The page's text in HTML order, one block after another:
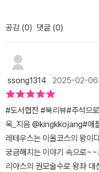
극하는 그리스로마 신화로
이 서평은 비전비앤피
아 주관적으로 작성하였습니
마신화 #고정욱 #애플북스
소설추천 #완독 #신간소개
램 #서평스타그램
5편 <이아손과 황금 양털>
황금 양털을 찾아 떠나는 모
험담이 흥미진진하게 펼쳐
야기와 비슷해 익숙한 부분도
고 모험을 떠나는 이아손의
나가는 우리의 삶과 닮았다
수많은 역경과 고난을 만난다
웅들의 이야기는 우리의 삶이
의 가치를 어디에 두고 살아
《주석으로 쉽게 읽는 고정욱
미있더라고요.그리스 로마
이들의 얽히고설킨 이야기를
것 같아요.물론 이야기 속에
익한 책이 아닌가 싶어요.용
떨까요?
공감 (0) 댓글 (0)
ssong1314 2025-02-06
#도서협찬 #북리뷰#주석으
욱_지음 @kingkkojang#애
레테우스는 이올코스의 왕이
궁금해지는 이야기 속으로
리아스의 권모술수로 왕좌